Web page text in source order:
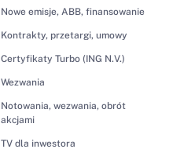
Nowe emisje, ABB, finansowanie
Kontrakty, przetargi, umowy
Certyfikaty Turbo (ING N.V.)
Wezwania
Notowania, wezwania, obrót
akcjami
TV dla inwestora